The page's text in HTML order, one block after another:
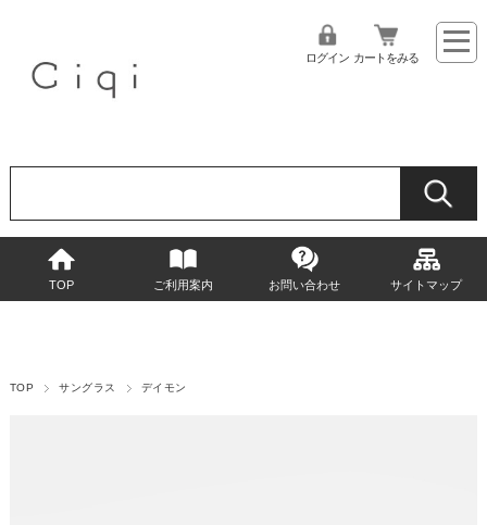
ログイン カートをみる
TOP ご利用案内 お問い合わせ サイトマップ
TOP サングラス デイモン